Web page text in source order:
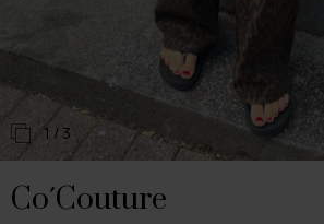
1 / 3
Co´Couture